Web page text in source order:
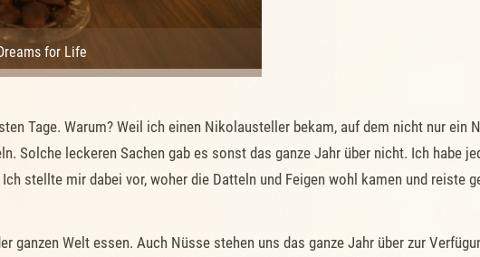
for Life
Tage. Warum? Weil ich einen Nikolausteller bekam, auf dem nicht nur ein
Solche leckeren Sachen gab es sonst das ganze Jahr über nicht. Ich habe
stellte mir dabei vor, woher die Datteln und Feigen wohl kamen und reiste
ganzen Welt essen. Auch Nüsse stehen uns das ganze Jahr über zur